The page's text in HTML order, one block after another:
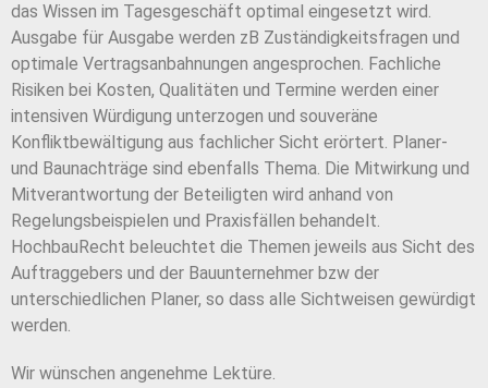
das Wissen im Tagesgeschäft optimal eingesetzt wird.
Ausgabe für Ausgabe werden zB Zuständigkeitsfragen und
optimale Vertragsanbahnungen angesprochen. Fachliche
Risiken bei Kosten, Qualitäten und Termine werden einer
intensiven Würdigung unterzogen und souveräne
Konfliktbewältigung aus fachlicher Sicht erörtert. Planer-
und Baunachträge sind ebenfalls Thema. Die Mitwirkung und
Mitverantwortung der Beteiligten wird anhand von
Regelungsbeispielen und Praxisfällen behandelt.
HochbauRecht beleuchtet die Themen jeweils aus Sicht des
Auftraggebers und der Bauunternehmer bzw der
unterschiedlichen Planer, so dass alle Sichtweisen gewürdigt
werden.
Wir wünschen angenehme Lektüre.